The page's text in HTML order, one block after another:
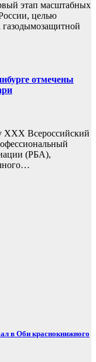
этап масштабных
целью
отмечены
XXX Всероссийский
(РБА),
в Оби краснокнижного